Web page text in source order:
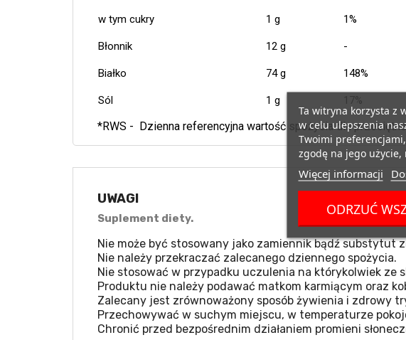
w tym cukry 1 g 1%
Błonnik 12 g -
Białko 74 g 148%
Sól 1 g 17%
*RWS - Dzienna referencyjna wartość spożycia dla
UWAGI
Suplement diety.
Nie może być stosowany jako zamiennik bądź substytut
Nie należy przekraczać zalecanego dziennego spożycia.
Nie stosować w przypadku uczulenia na którykolwiek ze
Produktu nie należy podawać matkom karmiącym oraz
Zalecany jest zrównoważony sposób żywienia i zdrowy
Przechowywać w suchym miejscu, w temperaturze
Chronić przed bezpośrednim działaniem promieni
Ta witryna korzysta z
w celu ulepszenia
Twoimi
zgodę na jego
Więcej informacji
ODRZUĆ